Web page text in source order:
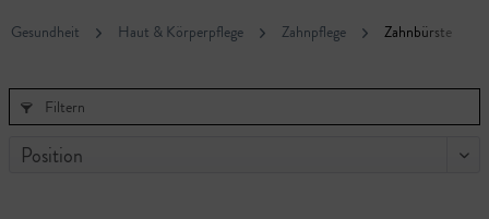
Gesundheit Haut & Körperpflege Zahnpflege Zahnbürste
Filtern